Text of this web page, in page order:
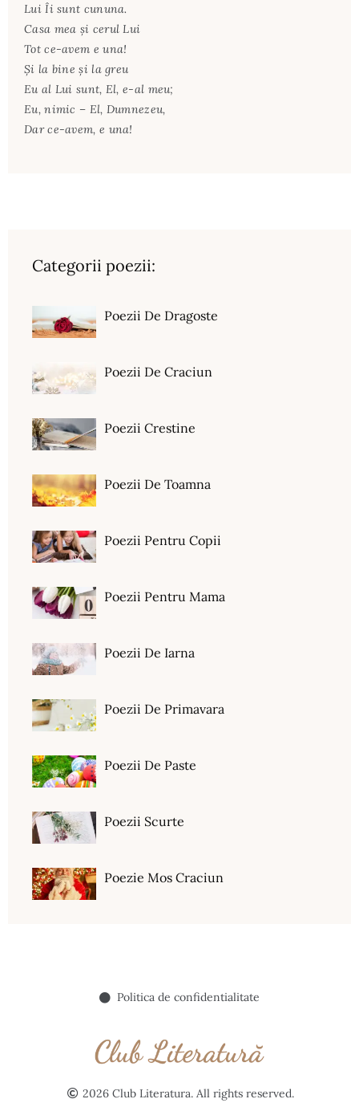
Lui Îi sunt cununa.
Casa mea și cerul Lui
Tot ce-avem e una!
Și la bine și la greu
Eu al Lui sunt, El, e-al meu;
Eu, nimic – El, Dumnezeu,
Dar ce-avem, e una!
Categorii poezii:
Poezii De Dragoste
Poezii De Craciun
Poezii Crestine
Poezii De Toamna
Poezii Pentru Copii
Poezii Pentru Mama
Poezii De Iarna
Poezii De Primavara
Poezii De Paste
Poezii Scurte
Poezie Mos Craciun
Politica de confidentialitate
2026 Club Literatura. All rights reserved.